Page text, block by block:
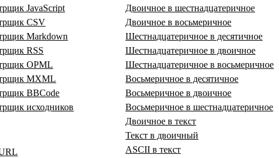
JavaScript
CSV
Markdown
RSS
OPML
MXML
BBCode
исходников
Двоичное в шестнадцатеричное
Двоичное в восьмеричное
Шестнадцатеричное в десятичное
Шестнадцатеричное в двоичное
Шестнадцатеричное в восьмеричное
Восьмеричное в десятичное
Восьмеричное в двоичное
Восьмеричное в шестнадцатеричное
Двоичное в текст
Текст в двоичный
ASCII в текст